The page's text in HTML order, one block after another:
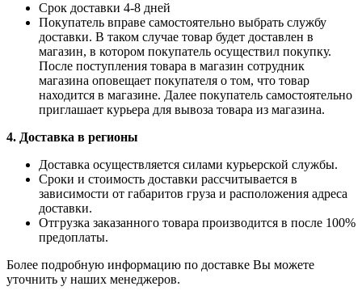
Срок доставки 4-8 дней
Покупатель вправе самостоятельно выбрать службу
доставки. В таком случае товар будет доставлен в
магазин, в котором покупатель осуществил покупку.
После поступления товара в магазин сотрудник
магазина оповещает покупателя о том, что товар
находится в магазине. Далее покупатель самостоятельно
приглашает курьера для вывоза товара из магазина.
4. Доставка в регионы
Доставка осуществляется силами курьерской службы.
Сроки и стоимость доставки рассчитывается в
зависимости от габаритов груза и расположения адреса
доставки.
Отгрузка заказанного товара производится в после 100%
предоплаты.
Более подробную информацию по доставке Вы можете
уточнить у наших менеджеров.